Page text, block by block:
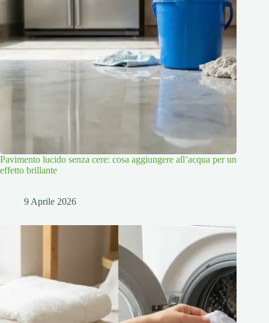
Pavimento lucido senza cere: cosa aggiungere all’acqua per un
effetto brillante
9 Aprile 2026